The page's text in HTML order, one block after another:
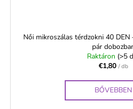
Női mikroszálas térdzokni 40
pár
Raktáron (>5
€1,80 / db
BŐVEBBEN